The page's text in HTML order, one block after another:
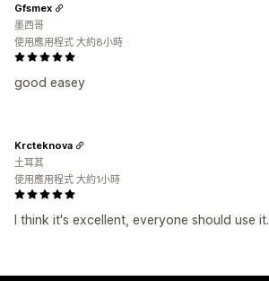
good easey
Gfsmex
墨西哥
使用應用程式 大約8小時
I think it's excellent, everyone should use it.
Krcteknova
土耳其
使用應用程式 大約1小時